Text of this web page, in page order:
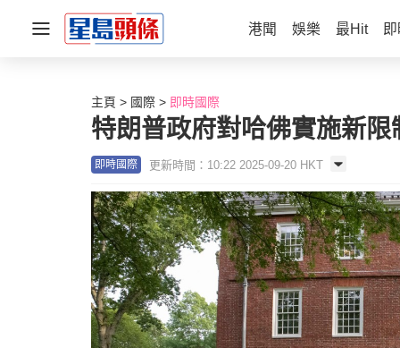
港聞 娛樂 最Hit
主頁 國際 即時國際
特朗普政府對哈佛實施新
即時國際 更新時間：10:22 2025-09-20 HKT